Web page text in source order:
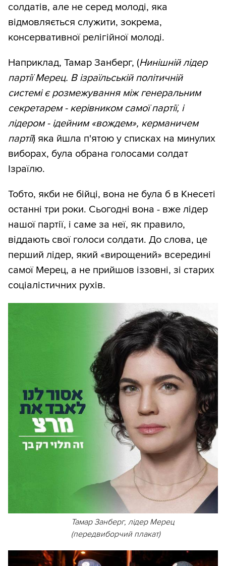
солдатів, але не серед молоді, яка
відмовляється служити, зокрема,
консервативної релігійної молоді.
Наприклад, Тамар Занберг, (Нинішній лідер
партії Мерец. В ізраїльській політичній
системі є розмежування між генеральним
секретарем - керівником самої партії, і
лідером - ідейним «вождем», керманичем
партії) яка йшла п'ятою у списках на минулих
виборах, була обрана голосами солдат
Ізраїлю.
Тобто, якби не бійці, вона не була б в Кнесеті
останні три роки. Сьогодні вона - вже лідер
нашої партії, і саме за неї, як правило,
віддають свої голоси солдати. До слова, це
перший лідер, який «вирощений» всередині
самої Мерец, а не прийшов іззовні, зі старих
соціалістичних рухів.
Тамар Занберг, лідер Мерец
(передвиборчий плакат)